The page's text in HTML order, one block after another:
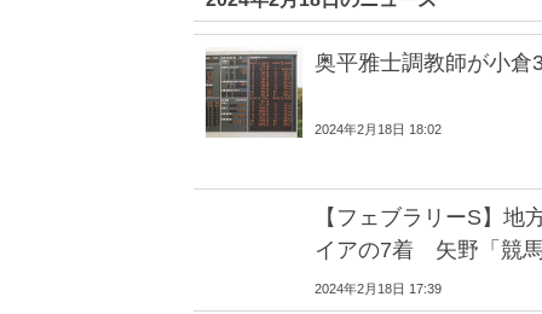
奥平雅士調教師が小倉
2024年2月18日 18:02
【フェブラリーS】地
イアの7着 矢野「競馬
2024年2月18日 17:39